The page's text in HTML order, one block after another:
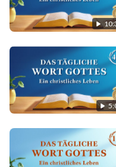
a. Brandopfer
b. Speisopfer
c. Friedensopfer
d. Sündopfer
e. Schuldopfer
f. Vorschriften für
wird Aaron und seinen